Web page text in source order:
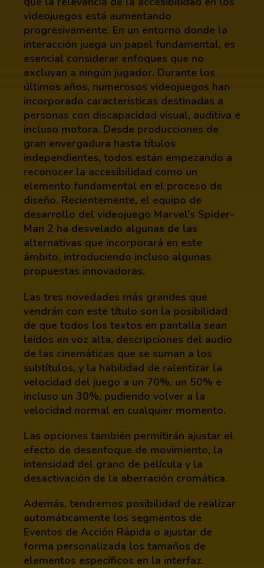
videojuegos está aumentando
progresivamente. En un entorno donde la
interacción juega un papel fundamental, es
esencial considerar enfoques que no
excluyan a ningún jugador. Durante los
últimos años, numerosos videojuegos han
incorporado características destinadas a
personas con discapacidad visual, auditiva e
incluso motora. Desde producciones de
gran envergadura hasta títulos
independientes, todos están empezando a
reconocer la accesibilidad como un
elemento fundamental en el proceso de
diseño. Recientemente, el equipo de
desarrollo del videojuego Marvel’s Spider-
Man 2 ha desvelado algunas de las
alternativas que incorporará en este
ámbito, introduciendo incluso algunas
propuestas innovadoras.
Las tres novedades más grandes que
vendrán con este título son la posibilidad
de que todos los textos en pantalla sean
leídos en voz alta, descripciones del audio
de las cinemáticas que se suman a los
subtítulos, y la habilidad de ralentizar la
velocidad del juego a un 70%, un 50% e
incluso un 30%, pudiendo volver a la
velocidad normal en cualquier momento.
Las opciones también permitirán ajustar el
efecto de desenfoque de movimiento, la
intensidad del grano de película y la
desactivación de la aberración cromática.
Además, tendremos posibilidad de realizar
automáticamente los segmentos de
Eventos de Acción Rápida o ajustar de
forma personalizada los tamaños de
elementos específicos en la interfaz.